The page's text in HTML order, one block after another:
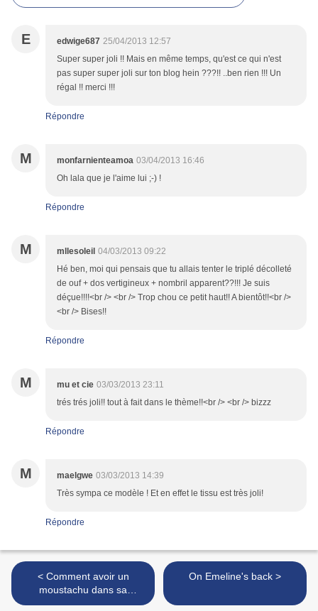
E edwige687 25/04/2013 12:57
Super super joli !! Mais en même temps, qu'est ce qui n'est
pas super super joli sur ton blog hein ???!! ..ben rien !!! Un
régal !! merci !!!
Répondre
M monfarnienteamoa 03/04/2013 16:46
Oh lala que je l'aime lui ;-) !
Répondre
M mllesoleil 04/03/2013 09:22
Hé ben, moi qui pensais que tu allais tenter le triplé décolleté
de ouf + dos vertigineux + nombril apparent??!!! Je suis
déçue!!!!<br /> <br /> Trop chou ce petit haut!! A bientôt!!<br />
<br /> Bises!!
Répondre
M mu et cie 03/03/2013 23:11
trés trés joli!! tout à fait dans le thème!!<br /> <br /> bizzz
Répondre
M maelgwe 03/03/2013 14:39
Très sympa ce modèle ! Et en effet le tissu est très joli!
Répondre
< Comment avoir un
moustachu dans sa
chambre ? (Autorisé au
On Emeline's back >